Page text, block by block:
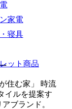
家電
寝具
ット商品
住む家」 時流
イルを提案す
ブランド。